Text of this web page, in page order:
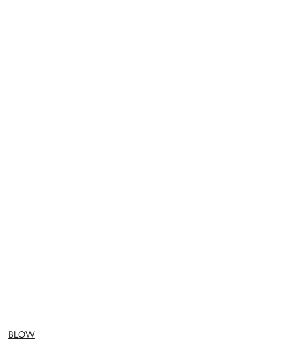
NAZWA
PRODUCENTA:
BLOW